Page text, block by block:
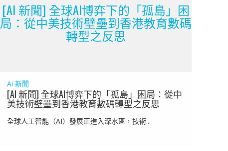
[AI 新聞] 全球AI博弈下的「孤島」困
局：從中美技術壁壘到香港教育數碼
轉型之反思
Ai 新聞
[AI 新聞] 全球AI博弈下的「孤島」困局：從中
美技術壁壘到香港教育數碼轉型之反思
全球人工智能（AI）發展正進入深水區，技術...